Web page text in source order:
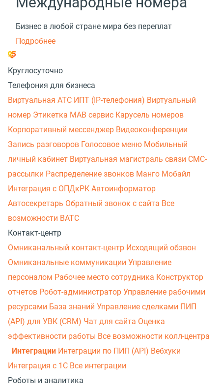
Бизнес в любой стране мира без переплат
Подробнее
Круглосуточно
Телефония для бизнеса
Виртуальная АТС ИПТ (IP-телефония) Виртуальный
номер Этикетка МАВ сервис Карусель номеров
Корпоративный мессенджер Видеоконференции
Запись разговоров Голосовое меню Мобильный
личный кабинет Виртуальная магистраль связи СМС-
рассылки Распределение звонков Манго Мобайл
Интеграция с ОПДкРК Автоинформатор
Автосекретарь Обратный звонок с сайта Все
возможности ВАТС
Контакт-центр
Омниканальный контакт-центр Исходящий обзвон
Омниканальные коммуникации Управление
персоналом Рабочее место сотрудника Конструктор
отчетов Робот-администратор Управление рабочими
ресурсами База знаний Управление сделками ПИП
(API) для УВК (CRM) Чат для сайта Оценка
эффективности работы Все возможности колл-центра
Интеграции Интеграции по ПИП (API) Вебхуки
Интеграция с 1С Все интеграции
Роботы и аналитика